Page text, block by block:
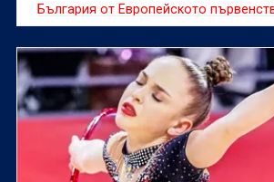
България от Европейското
художествена гимнастика, което се
Варна